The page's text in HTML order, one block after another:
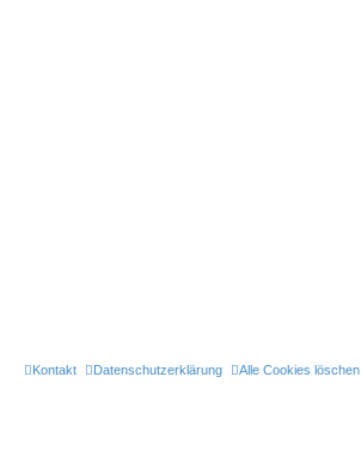
Alle Cookies löschen
Datenschutzerklärung
Kontakt